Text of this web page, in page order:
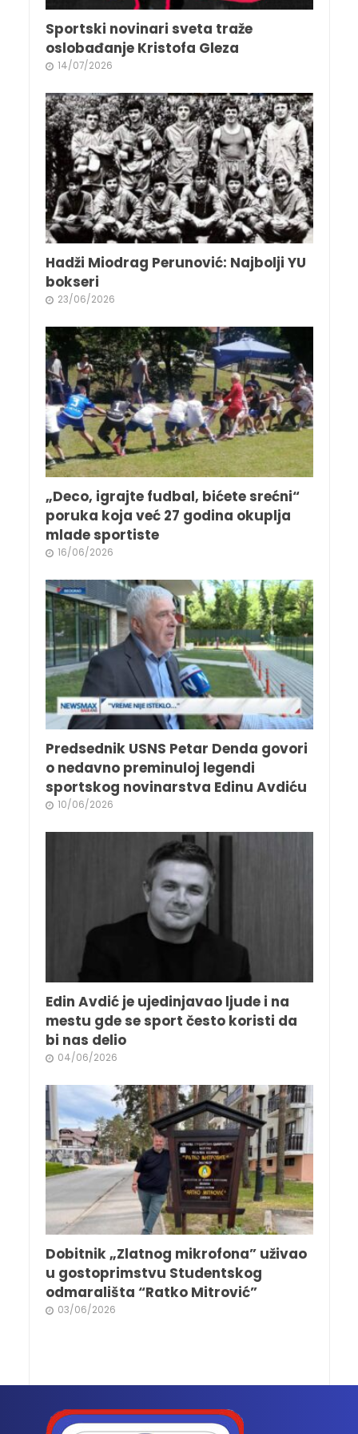
Sportski novinari sveta traže
oslobađanje Kristofa Gleza
14/07/2026
Hadži Miodrag Perunović: Najbolji YU
bokseri
23/06/2026
„Deco, igrajte fudbal, bićete srećni“
poruka koja već 27 godina okuplja
mlade sportiste
16/06/2026
Predsednik USNS Petar Denda govori
o nedavno preminuloj legendi
sportskog novinarstva Edinu Avdiću
10/06/2026
Edin Avdić je ujedinjavao ljude i na
mestu gde se sport često koristi da
bi nas delio
04/06/2026
Dobitnik „Zlatnog mikrofona” uživao
u gostoprimstvu Studentskog
odmarališta “Ratko Mitrović”
03/06/2026